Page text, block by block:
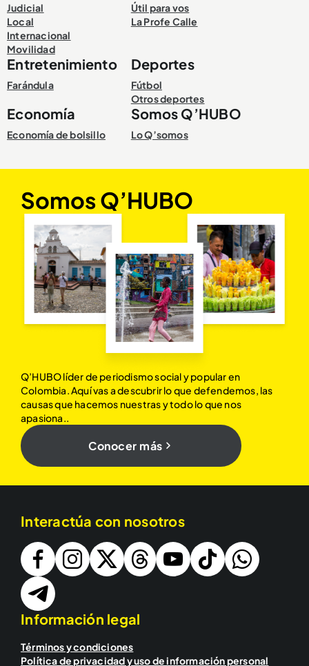
Judicial
Local
Internacional
Movilidad
Útil para vos
La Profe Calle
Entretenimiento
Farándula
Deportes
Fútbol
Otros deportes
Economía
Economía de bolsillo
Somos Q’HUBO
Lo Q’somos
Somos Q’HUBO
Q’HUBO líder de periodismo social y popular en
Colombia. Aquí vas a descubrir lo que defendemos, las
causas que hacemos nuestras y todo lo que nos
apasiona..
Conocer más
Interactúa con nosotros
Información legal
Términos y condiciones
Política de privacidad y uso de información personal